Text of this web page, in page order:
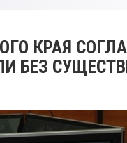
КРАЯ
БЕЗ